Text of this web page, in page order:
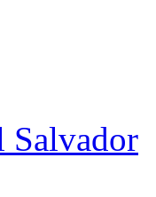
Salvador